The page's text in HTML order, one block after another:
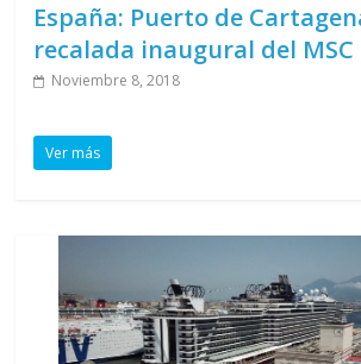
España: Puerto de
recalada inaugural del
Noviembre 8, 2018
Ver más